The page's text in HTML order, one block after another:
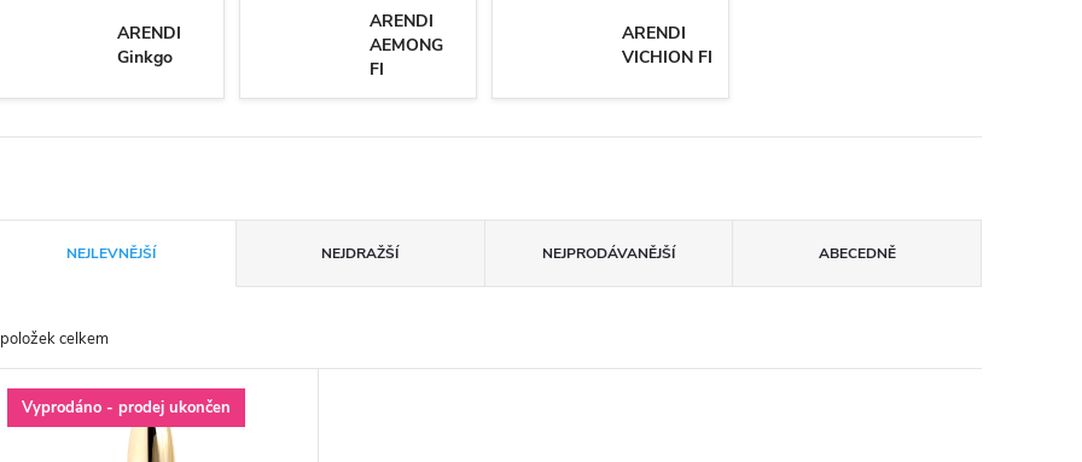
ARENDI
Ginkgo
ARENDI
AEMONG
FI
ARENDI
VICHION FI
e
NEJLEVNĚJŠÍ NEJDRAŽŠÍ NEJPRODÁVANĚJŠÍ ABECEDNĚ
položek celkem
VVyprodáno - prodej ukončen